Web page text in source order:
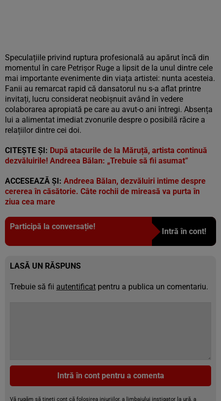
Speculațiile privind ruptura profesională au apărut încă din
momentul în care Petrișor Ruge a lipsit de la unul dintre cele
mai importante evenimente din viața artistei: nunta acesteia.
Fanii au remarcat rapid că dansatorul nu s-a aflat printre
invitați, lucru considerat neobișnuit având în vedere
colaborarea apropiată pe care au avut-o ani întregi. Absența
lui a alimentat imediat zvonurile despre o posibilă răcire a
relațiilor dintre cei doi.
CITEȘTE ȘI: După atacurile de la Măruță, artista continuă
dezvăluirile! Andreea Bălan: „Trebuie să fii asumat”
ACCESEAZĂ ȘI: Andreea Bălan, dezvăluiri intime despre
cererea în căsătorie. Câte rochii de mireasă va purta în
ziua cea mare
Participă la conversație!
Intră în cont!
LASĂ UN RĂSPUNS
Trebuie să fii autentificat pentru a publica un comentariu.
Intră în cont pentru a comenta
Vă rugăm să țineți cont că folosirea injuriilor, a limbajului instigator la ură, a